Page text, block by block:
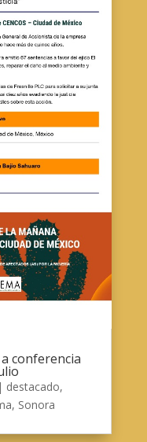
conferencia
destacado,
, Sonora